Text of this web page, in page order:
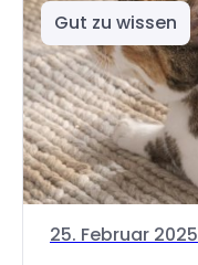
Gut zu wissen
25. Februar 2025